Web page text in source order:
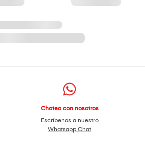
Chatea con nosotros
Escríbenos a nuestro
Whatsapp Chat